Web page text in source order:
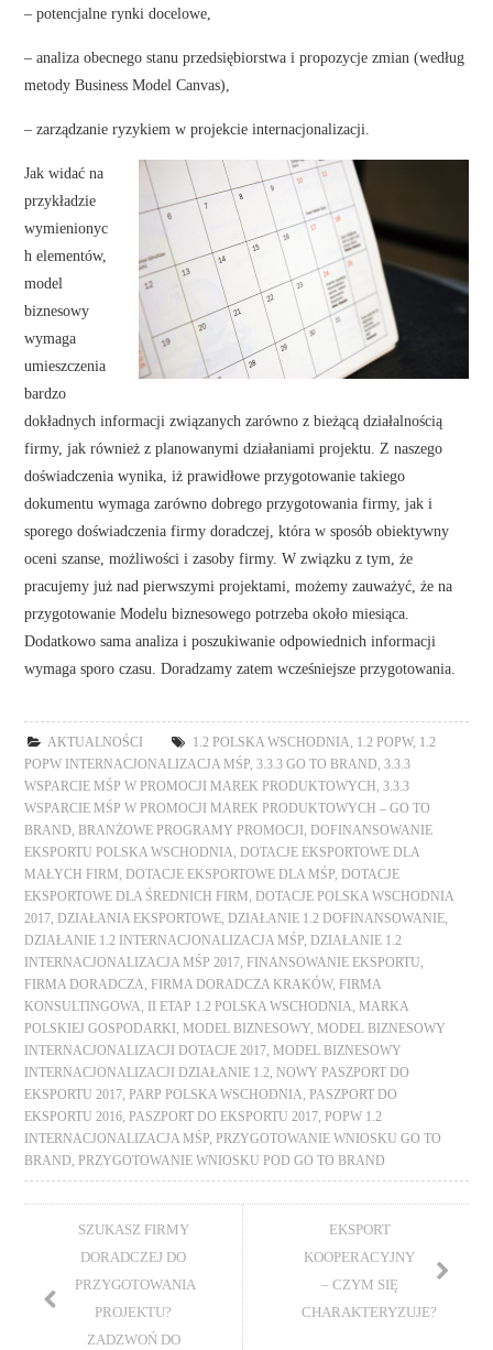
– potencjalne rynki docelowe,
– analiza obecnego stanu przedsiębiorstwa i propozycje zmian (według
metody Business Model Canvas),
– zarządzanie ryzykiem w projekcie internacjonalizacji.
Jak widać na
przykładzie
wymienionyc
h elementów,
model
biznesowy
wymaga
umieszczenia
bardzo
dokładnych informacji związanych zarówno z bieżącą działalnością
firmy, jak również z planowanymi działaniami projektu. Z naszego
doświadczenia wynika, iż prawidłowe przygotowanie takiego
dokumentu wymaga zarówno dobrego przygotowania firmy, jak i
sporego doświadczenia firmy doradczej, która w sposób obiektywny
oceni szanse, możliwości i zasoby firmy. W związku z tym, że
pracujemy już nad pierwszymi projektami, możemy zauważyć, że na
przygotowanie Modelu biznesowego potrzeba około miesiąca.
Dodatkowo sama analiza i poszukiwanie odpowiednich informacji
wymaga sporo czasu. Doradzamy zatem wcześniejsze przygotowania.
AKTUALNOŚCI 1.2 POLSKA WSCHODNIA 1.2 POPW, 1.2
POPW INTERNACJONALIZACJA MŚP ,3.3.3 GO TO BRAND ,3.3.3
WSPARCIE MŚP W PROMOCJI MAREK PRODUKTOWYCH ,3.3.3
WSPARCIE MŚP W PROMOCJI MAREK PRODUKTOWYCH – GO TO
BRAND ,BRANŻOWE PROGRAMY PROMOCJI ,DOFINANSOWANIE
EKSPORTU POLSKA WSCHODNIA ,DOTACJE EKSPORTOWE DLA
MAŁYCH FIRM ,DOTACJE EKSPORTOWE DLA MŚP ,DOTACJE
EKSPORTOWE DLA ŚREDNICH FIRM ,DOTACJE POLSKA WSCHODNIA
2017 ,DZIAŁANIA EKSPORTOWE ,DZIAŁANIE 1.2 DOFINANSOWANIE
DZIAŁANIE 1.2 INTERNACJONALIZACJA MŚP ,DZIAŁANIE 1.2
INTERNACJONALIZACJA MŚP 2017 ,FINANSOWANIE EKSPORTU
FIRMA DORADCZA ,FIRMA DORADCZA KRAKÓW,FIRMA
KONSULTINGOWA
II ETAP 1.2 POLSKA WSCHODNIA ,MARKA
POLSKIEJ GOSPODARKI
,MODEL BIZNESOWY ,MODEL BIZNESOWY
INTERNACJONALIZACJI DOTACJE 2017 ,MODEL BIZNESOWY
INTERNACJONALIZACJI DZIAŁANIE 1.2 ,NOWY PASZPORT DO
EKSPORTU 2017 ,PARP POLSKA WSCHODNIA ,PASZPORT DO
EKSPORTU 2016 ,PASZPORT DO EKSPORTU 2017 ,POPW 1.2
INTERNACJONALIZACJA MŚP ,PRZYGOTOWANIE WNIOSKU GO TO
BRAND ,PRZYGOTOWANIE WNIOSKU POD GO TO BRAND
SZUKASZ FIRMY
DORADCZEJ DO
PRZYGOTOWANIA
PROJEKTU?
ZADZWOŃ DO
EKSPORT
KOOPERACYJNY
– CZYM SIĘ
CHARAKTERYZUJE?